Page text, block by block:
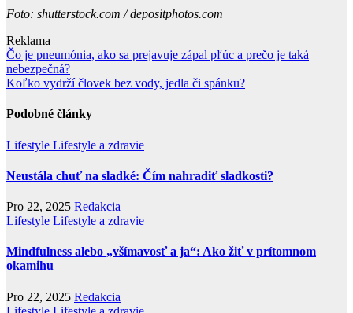
Foto: shutterstock.com / depositphotos.com
Reklama
Navigace
pro
Čo je pneumónia, ako sa prejavuje zápal pľúc a prečo je taká
nebezpečná?
Koľko vydrží človek bez vody, jedla či spánku?
Podobné články
Lifestyle Lifestyle a zdravie
Neustála chuť na sladké: Čím nahradiť sladkosti?
Pro 22, 2025 Redakcia
Lifestyle Lifestyle a zdravie
Mindfulness alebo „všímavosť a ja“: Ako žiť v prítomnom
okamihu
Pro 22, 2025 Redakcia